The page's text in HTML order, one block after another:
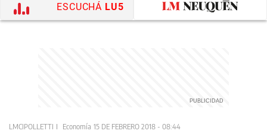
ESCUCHÁ LU5
LMCIPOLLETTI Economía 15 DE FEBRERO 2018 - 08:44